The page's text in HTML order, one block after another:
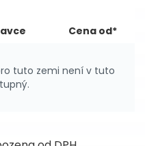
Cena od*
tuto zemi není v tuto